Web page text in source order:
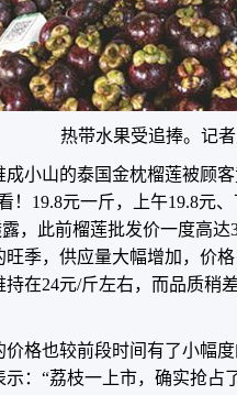
热带水果受追捧。记
成小山的泰国金枕榴莲被顾
！19.8元一斤，上午19.8元
，此前榴莲批发价一度高达
季，供应量大幅增加，价
在24元/斤左右，而品质稍
价格也较前段时间有了小幅
：“荔枝一上市，确实抢占